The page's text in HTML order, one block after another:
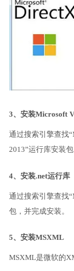
3、安装Microsoft
通过搜索引擎查找
2013”运行库安装
4、安装.net运行库
通过搜索引擎查找
包，并完成安装。
5、安装MSXML
MSXML是微软的